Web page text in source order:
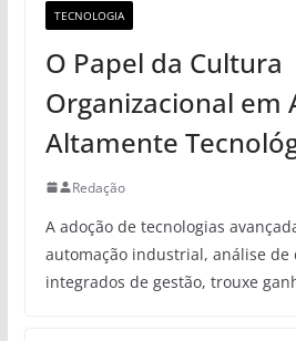
TECNOLOGIA
O Papel da Cultura
Organizacional em
Altamente
Redação
A adoção de tecnologias
automação industrial, análise de
integrados de gestão, trouxe